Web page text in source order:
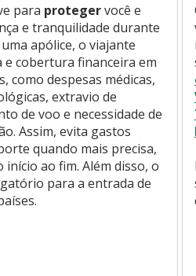
para protegervocê e
e tranquilidade durante
uma apólice, o viajante
e cobertura financeira em
como despesas médicas,
extravio de
de voo e necessidade de
Assim, evita gastos
quando mais precisa,
ao fim. Além disso, o
para a entrada de